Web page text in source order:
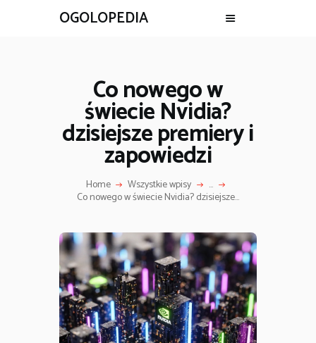
OGOLOPEDIA
Co nowego w
świecie Nvidia?
dzisiejsze premiery i
zapowiedzi
Home Wszystkie wpisy ...
Co nowego w świecie Nvidia? dzisiejsze...